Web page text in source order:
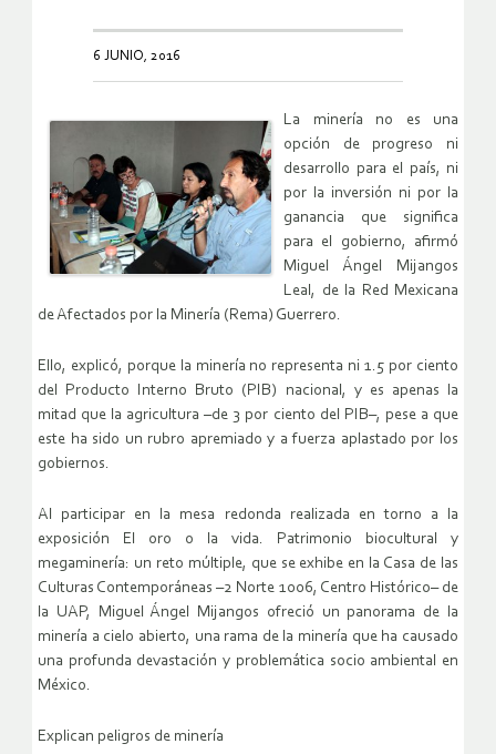
6 JUNIO, 2016
La minería no es una
opción de progreso ni
desarrollo para el país, ni
por la inversión ni por la
ganancia que significa
para el gobierno, afirmó
Miguel Ángel Mijangos
Leal, de la Red Mexicana
de Afectados por la Minería (Rema) Guerrero.
Ello, explicó, porque la minería no representa ni 1.5 por ciento
del Producto Interno Bruto (PIB) nacional, y es apenas la
mitad que la agricultura –de 3 por ciento del PIB–, pese a que
este ha sido un rubro apremiado y a fuerza aplastado por los
gobiernos.
Al participar en la mesa redonda realizada en torno a la
exposición El oro o la vida. Patrimonio biocultural y
megaminería: un reto múltiple, que se exhibe en la Casa de las
Culturas Contemporáneas –2 Norte 1006, Centro Histórico– de
la UAP, Miguel Ángel Mijangos ofreció un panorama de la
minería a cielo abierto, una rama de la minería que ha causado
una profunda devastación y problemática socio ambiental en
México.
Explican peligros de minería